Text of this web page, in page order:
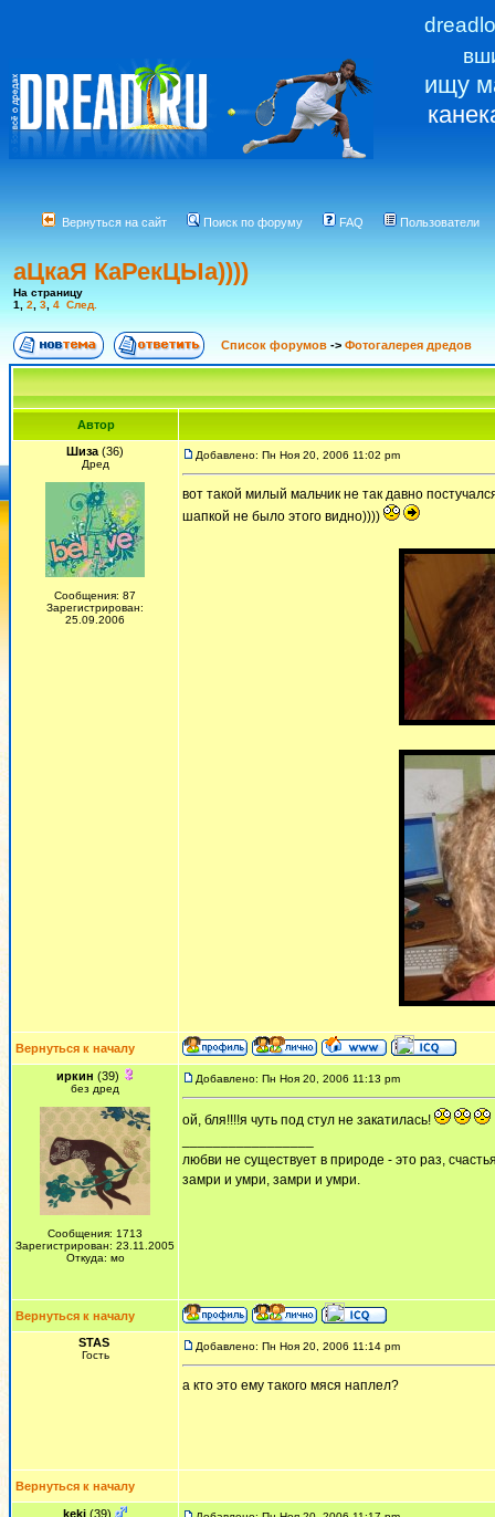
ищу
Вернуться на сайт Поиск по форуму FAQ Пользователи
аЦкаЯ КаРекЦЫа))))
На страницу
1
2 3 4 След.
Список форумов -> Фотогалерея дредов
Автор
Шиза (36)
Дред
Сообщения: 87
Зарегистрирован:
25.09.2006
Добавлено: Пн Ноя 20, 2006 11:02 pm
вот такой милый мальчик не так давно
шапкой не было этого видно))))
Вернуться к началу
иркин (39)
без дред
Сообщения: 1713
Зарегистрирован: 23.11.2005
Откуда: мо
Добавлено: Пн Ноя 20, 2006 11:13 pm
ой, бля!!!!я чуть под стул не закатилась!
любви не существует в природе - это раз,
замри и умри, замри и умри.
Вернуться к началу
STAS
Гость
Добавлено: Пн Ноя 20, 2006 11:14 pm
а кто это ему такого мяся наплел?
Вернуться к началу
keki (39)